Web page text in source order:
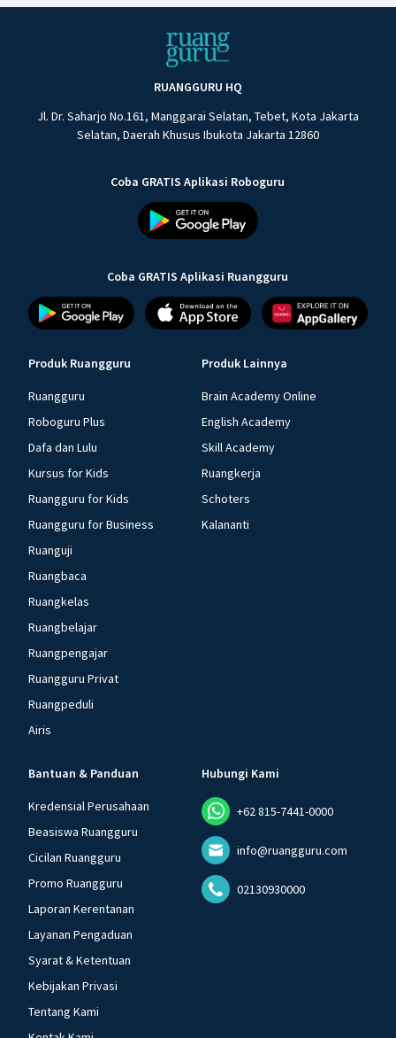
RUANGGURU HQ
Jl. Dr. Saharjo No.161, Manggarai Selatan, Tebet, Kota Jakarta
Selatan, Daerah Khusus Ibukota Jakarta 12860
Coba GRATIS Aplikasi Roboguru
Coba GRATIS Aplikasi Ruangguru
Produk Ruangguru
Ruangguru
Roboguru Plus
Dafa dan Lulu
Kursus for Kids
Ruangguru for Kids
Ruangguru for Business
Ruanguji
Ruangbaca
Ruangkelas
Ruangbelajar
Ruangpengajar
Ruangguru Privat
Ruangpeduli
Airis
Produk Lainnya
Brain Academy Online
English Academy
Skill Academy
Ruangkerja
Schoters
Kalananti
Bantuan & Panduan
Kredensial Perusahaan
Beasiswa Ruangguru
Cicilan Ruangguru
Promo Ruangguru
Laporan Kerentanan
Layanan Pengaduan
Syarat & Ketentuan
Kebijakan Privasi
Tentang Kami
Hubungi Kami
+62 815-7441-0000
info@ruangguru.com
02130930000